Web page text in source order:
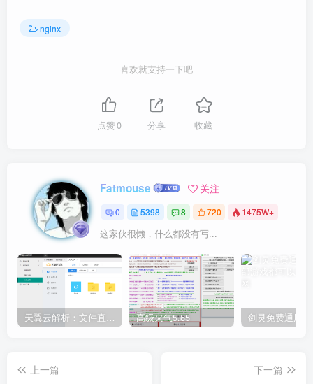
nginx
喜欢就支持一下吧
点赞0 分享 收藏
Fatmouse 关注
0 5398 8 720 1475W+
这家伙很懒，什么都没有写...
天翼云解析：文件直链获取源码 高级火气5.65
上一篇
下一篇